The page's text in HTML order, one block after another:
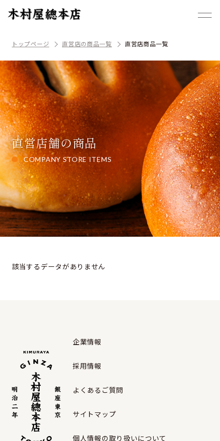
トップページ 直営店の商品一覧 直営店商品一覧
直営店舗の商品
COMPANY STORE ITEMS
該当するデータがありません
企業情報
採用情報
よくあるご質問
サイトマップ
個人情報の取り扱いについて